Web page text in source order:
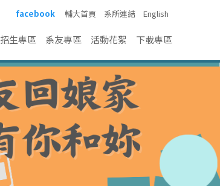
facebook 輔大首頁 系所連結 English
招生專區 系友專區 活動花絮 下載專區